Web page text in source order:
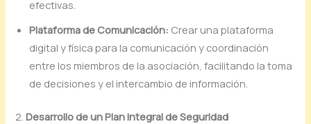
efectivas.
Plataforma de Comunicación: Crear una plataforma
digital y física para la comunicación y coordinación
entre los miembros de la asociación, facilitando la toma
de decisiones y el intercambio de información.
2.Desarrollo de un Plan Integral de Seguridad